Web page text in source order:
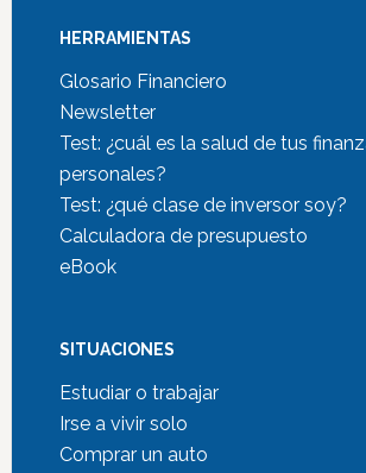
HERRAMIENTAS
Glosario Financiero
Newsletter
Test: ¿cuál es la salud de tus
personales?
Test: ¿qué clase de inversor soy?
Calculadora de presupuesto
eBook
SITUACIONES
Estudiar o trabajar
Irse a vivir solo
Comprar un auto